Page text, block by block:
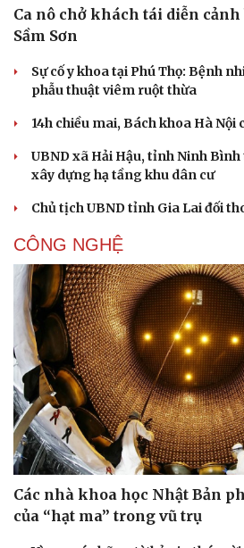
Ca nô chở khách tái diễn
Sầm Sơn
Sự cố y khoa tại Phú Thọ: Bệnh
phẫu thuật viêm ruột thừa
14h chiều mai, Bách khoa Hà Nội
UBND xã Hải Hậu, tỉnh Ninh
xây dựng hạ tầng khu dân cư
Chủ tịch UBND tỉnh Gia Lai đối
CÔNG NGHỆ
Các nhà khoa học Nhật Bản
của “hạt ma” trong vũ trụ